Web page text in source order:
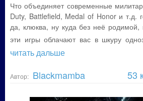
Что объединяет современные
Duty, Battlefield, Medal of Honor и т.д.
да, клюква, ну куда без неё родимой,
эти игры облачают вас в шкуру
читать дальше
Автор: Blackmamba 53